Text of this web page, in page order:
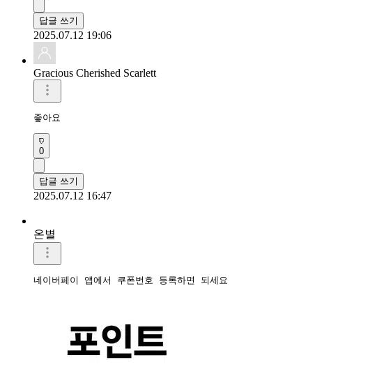
답글 쓰기
2025.07.12 19:06
Gracious Cherished Scarlett
좋아요
0
답글 쓰기
2025.07.12 16:47
온별
네이버페이 앱에서 쿠폰번호 등록하면 되세요